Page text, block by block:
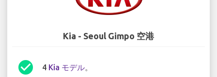
Kia - Seoul Gimpo 空港
check_circle 4 Kia モデル。